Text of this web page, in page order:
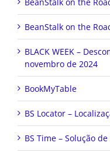
BeanStalk on the
BLACK WEEK –
novembro de 2024
BookMyTable
BS Locator –
BS Time – Solução